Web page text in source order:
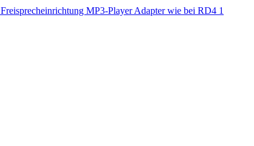
MP3-Player Adapter wie bei RD4 1